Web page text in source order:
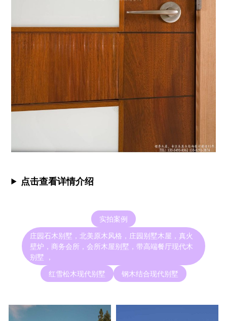
点击查看详情介绍
实拍案例
庄园石木别墅，北美原木风格，庄园别墅木屋，真火
壁炉，商务会所，会所木屋别墅，带高端餐厅现代木
别墅 ，
红雪松木现代别墅
钢木结合现代别墅